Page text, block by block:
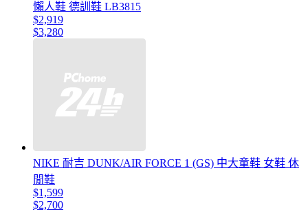
懶人鞋 德訓鞋 LB3815
$2,919
$3,280
NIKE 耐吉 DUNK/AIR FORCE 1 (GS) 中大童鞋 女鞋 休
閒鞋
$1,599
$2,700